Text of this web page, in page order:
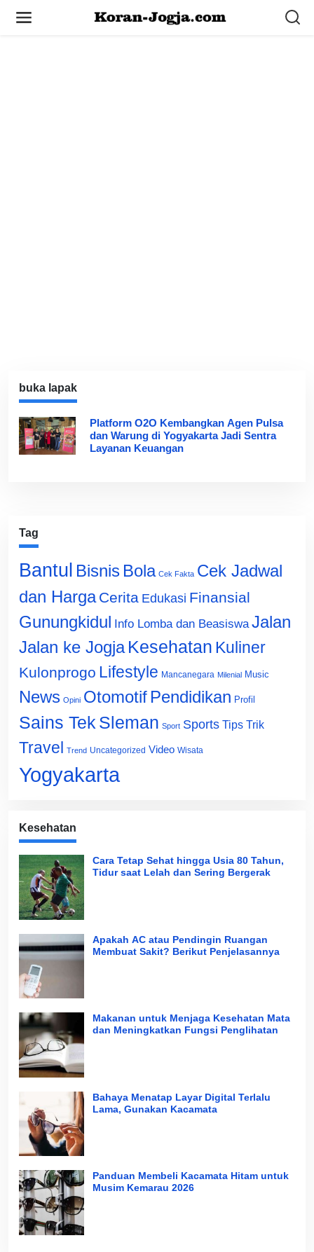
buka lapak
Platform O2O Kembangkan Agen Pulsa
dan Warung di Yogyakarta Jadi Sentra
Layanan Keuangan
Tag
Bantul Bisnis Bola Cek Fakta Cek Jadwal
dan Harga Cerita Edukasi Finansial
Gunungkidul Info Lomba dan Beasiswa Jalan
Jalan ke Jogja Kesehatan Kuliner
Kulonprogo Lifestyle Mancanegara Milenial Music
News Opini Otomotif Pendidikan Profil
Sains Tek Sleman Sport Sports Tips Trik
Travel Trend Uncategorized Video Wisata
Yogyakarta
Kesehatan
Cara Tetap Sehat hingga Usia 80 Tahun,
Tidur saat Lelah dan Sering Bergerak
Apakah AC atau Pendingin Ruangan
Membuat Sakit? Berikut Penjelasannya
Makanan untuk Menjaga Kesehatan Mata
dan Meningkatkan Fungsi Penglihatan
Bahaya Menatap Layar Digital Terlalu
Lama, Gunakan Kacamata
Panduan Membeli Kacamata Hitam untuk
Musim Kemarau 2026